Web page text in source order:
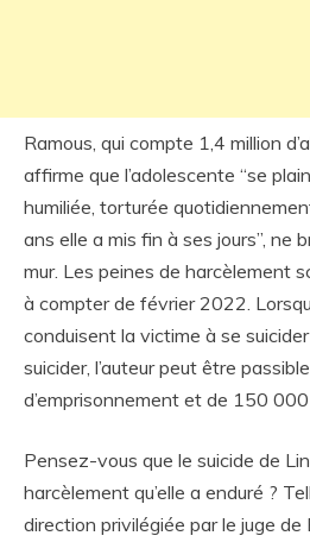
Ramous, qui compte 1,4 million
affirme que l’adolescente “se
humiliée, torturée
ans elle a mis fin à ses jours”, ne
mur. Les peines de harcèlement
à compter de février 2022.
conduisent la victime à se
suicider, l’auteur peut être
d’emprisonnement et de 150 000
Pensez-vous que le suicide de
harcèlement qu’elle a enduré ?
direction privilégiée par le juge de